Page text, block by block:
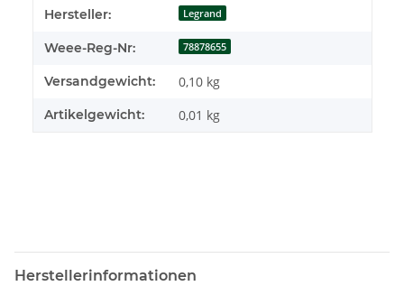
Produkteigenschaft
Wert
Hersteller: Legrand
Weee-Reg-Nr: 78878655
Versandgewicht: 0,10 kg
Artikelgewicht: 0,01 kg
Herstellerinformationen